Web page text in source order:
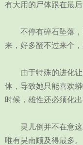
有大用的尸体跟在最后
不停有碎石坠落，
来，好多翻不过来个
由于特殊的进化让
体，导致她只能喜欢
时候，雄性还必须化出
灵儿倒并不在意这
唯有昊南顾及得最多。